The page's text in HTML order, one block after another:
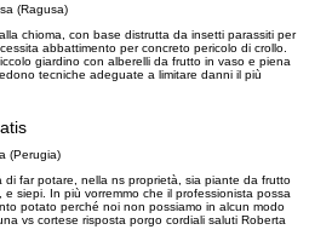
(Ragusa)
chioma, con base distrutta da insetti parassiti per
abbattimento per concreto pericolo di crollo.
giardino con alberelli da frutto in vaso e piena
tecniche adeguate a limitare danni il più
(Perugia)
di far potare, nella ns proprietà, sia piante da frutto
siepi. In più vorremmo che il professionista possa
potato perché noi non possiamo in alcun modo
vs cortese risposta porgo cordiali saluti Roberta